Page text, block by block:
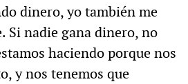
dinero, yo también me
Si nadie gana dinero, no
haciendo porque nos
y nos tenemos que